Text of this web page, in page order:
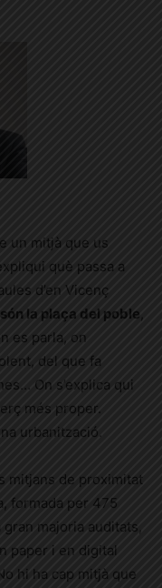
un mitjà que us
què passa a
d’en Vicenç
la plaça del poble,
es parla, on
del que fa
On s’explica qui
més proper.
urbanització.
mitjans de proximitat
formada per 475
majoria auditats,
paper i en digital
hi ha cap mitjà que